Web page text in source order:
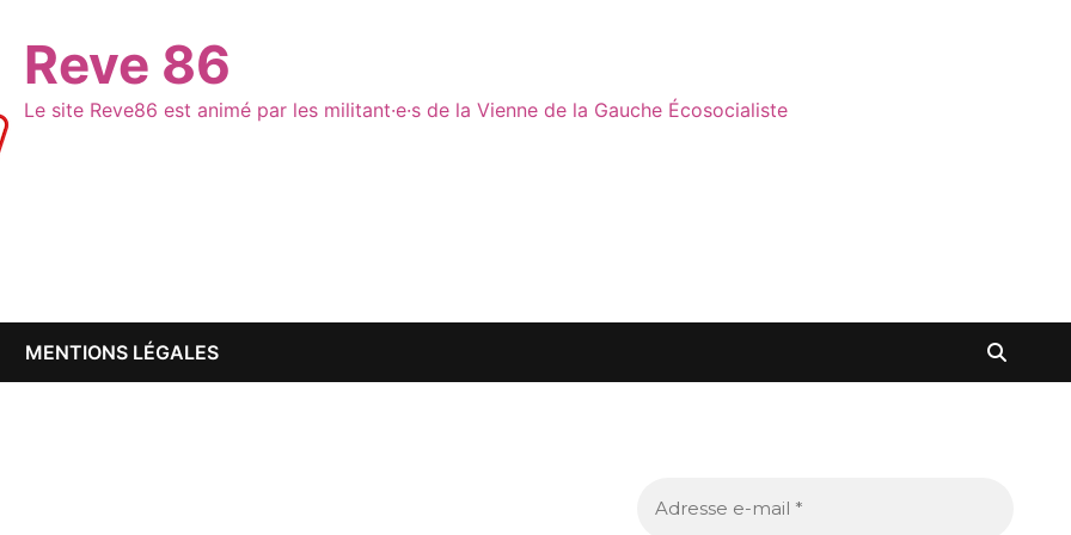
Reve 86
Le site Reve86 est animé par les militant·e·s de la Vienne de la Gauche Écosocialiste
MENTIONS LÉGALES